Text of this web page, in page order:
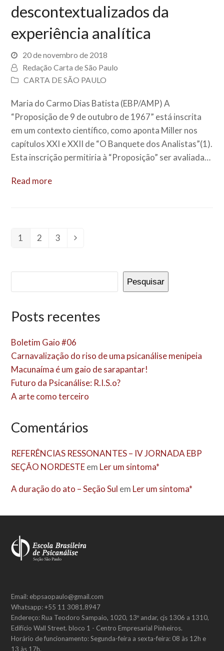
descontextualizados da
experiência analítica
20 de novembro de 2018
Redação Carta de São Paulo
CARTA DE SÃO PAULO
Maria do Carmo Dias Batista (EBP/AMP) A
“Proposição de 9 de outubro de 1967” está inscrita
em um contexto científico, como aponta Miller nos
capítulos XXI e XXII de “O Banquete dos Analistas”(1).
Esta inscrição permitiria à “Proposição” ser avaliada…
Read more
Page
1 Page
2 Page
3 Next
Pesquisar
Posts recentes
Boletim Gaio #06
Carnavalização do riso de uma psicanálise menipeia
Macunaíma é um gaio de sarapantar!
Futuro da Psicanálise: R.I.S.o?
A arte como terceiro
Comentários
REFERÊNCIAS RESSONANTES – IV JORNADA EBP
SEÇÃO NORDESTEem Ler um sintoma*
A duração do ato – Seção Sul em Ler um sintoma*
Email: ebpsaopaulo@gmail.com
Whatsapp: +55 11 3081.8947
Endereço: Rua Teodoro Sampaio, 1020, 13º andar, cjs 1306 a 1310,
Edifício Wall Street. bloco 1 - Centro Empresarial Pinheiros.
Horário de funcionamento: Segunda-feira a sexta-feira: 08 às 12h e
13 às 17h.